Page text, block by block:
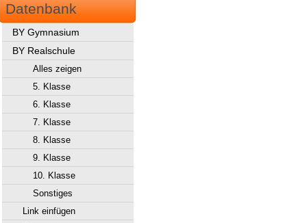
Datenbank
BY Gymnasium
BY Realschule
Alles zeigen
5. Klasse
6. Klasse
7. Klasse
8. Klasse
9. Klasse
10. Klasse
Sonstiges
Link einfügen